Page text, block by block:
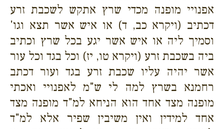
אפנויי מופנה מכדי שרץ אתקש לשכבת זרע
דכתיב (ויקרא כב, ד) או איש אשר תצא וגו'
וסמיך ליה או איש אשר יגע בכל שרץ וכתיב
ביה בשכבת זרע (ויקרא טו, יז) וכל בגד וכל עור
אשר יהיה עליו שכבת זרע בגד ועור דכתב
רחמנא בשרץ למה לי ש"מ לאפנויי ואכתי
מופנה מצד אחד הוא הניחא למ"ד מופנה מצד
אחד למידין ואין משיבין שפיר אלא למ"ד